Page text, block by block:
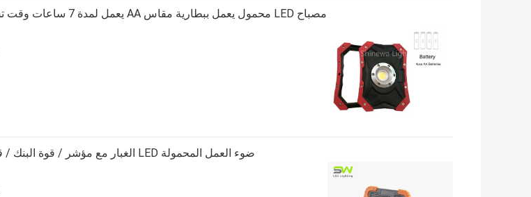
مصباح LED محمول يعمل ببطارية مقاس AA يعمل لمدة 7 ساعات وقت تشغيل مغناطيسي
ضوء العمل المحمولة LED الغبار مع مؤشر / قوة البنك / قاعدة المغناطيس